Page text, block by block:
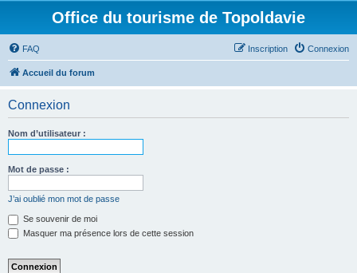
Office du tourisme de Topoldavie
FAQ Connexion
Inscription
Accueil du forum
Connexion
Nom d’utilisateur :
Mot de passe :
J’ai oublié mon mot de passe
Se souvenir de moi
Masquer ma présence lors de cette session